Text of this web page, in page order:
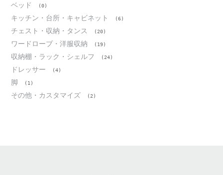
ベッド (0)
キッチン・台所・キャビネット (6)
チェスト・収納・タンス (20)
ワードローブ・洋服収納 (19)
収納棚・ラック・シェルフ (24)
ドレッサー (4)
脚 (1)
その他・カスタマイズ (2)